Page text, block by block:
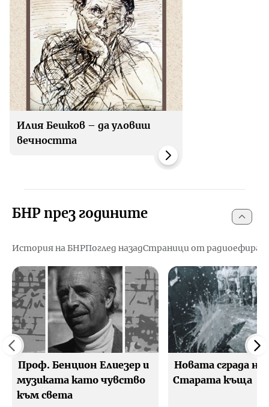
Илия Бешков – да уловиш
вечността
БНР през годините
История на БНРПоглед назадСтраници от радиоефира
Проф. Бенцион Елиезер и
музиката като чувство
към света
Новата сграда на
Старата къща